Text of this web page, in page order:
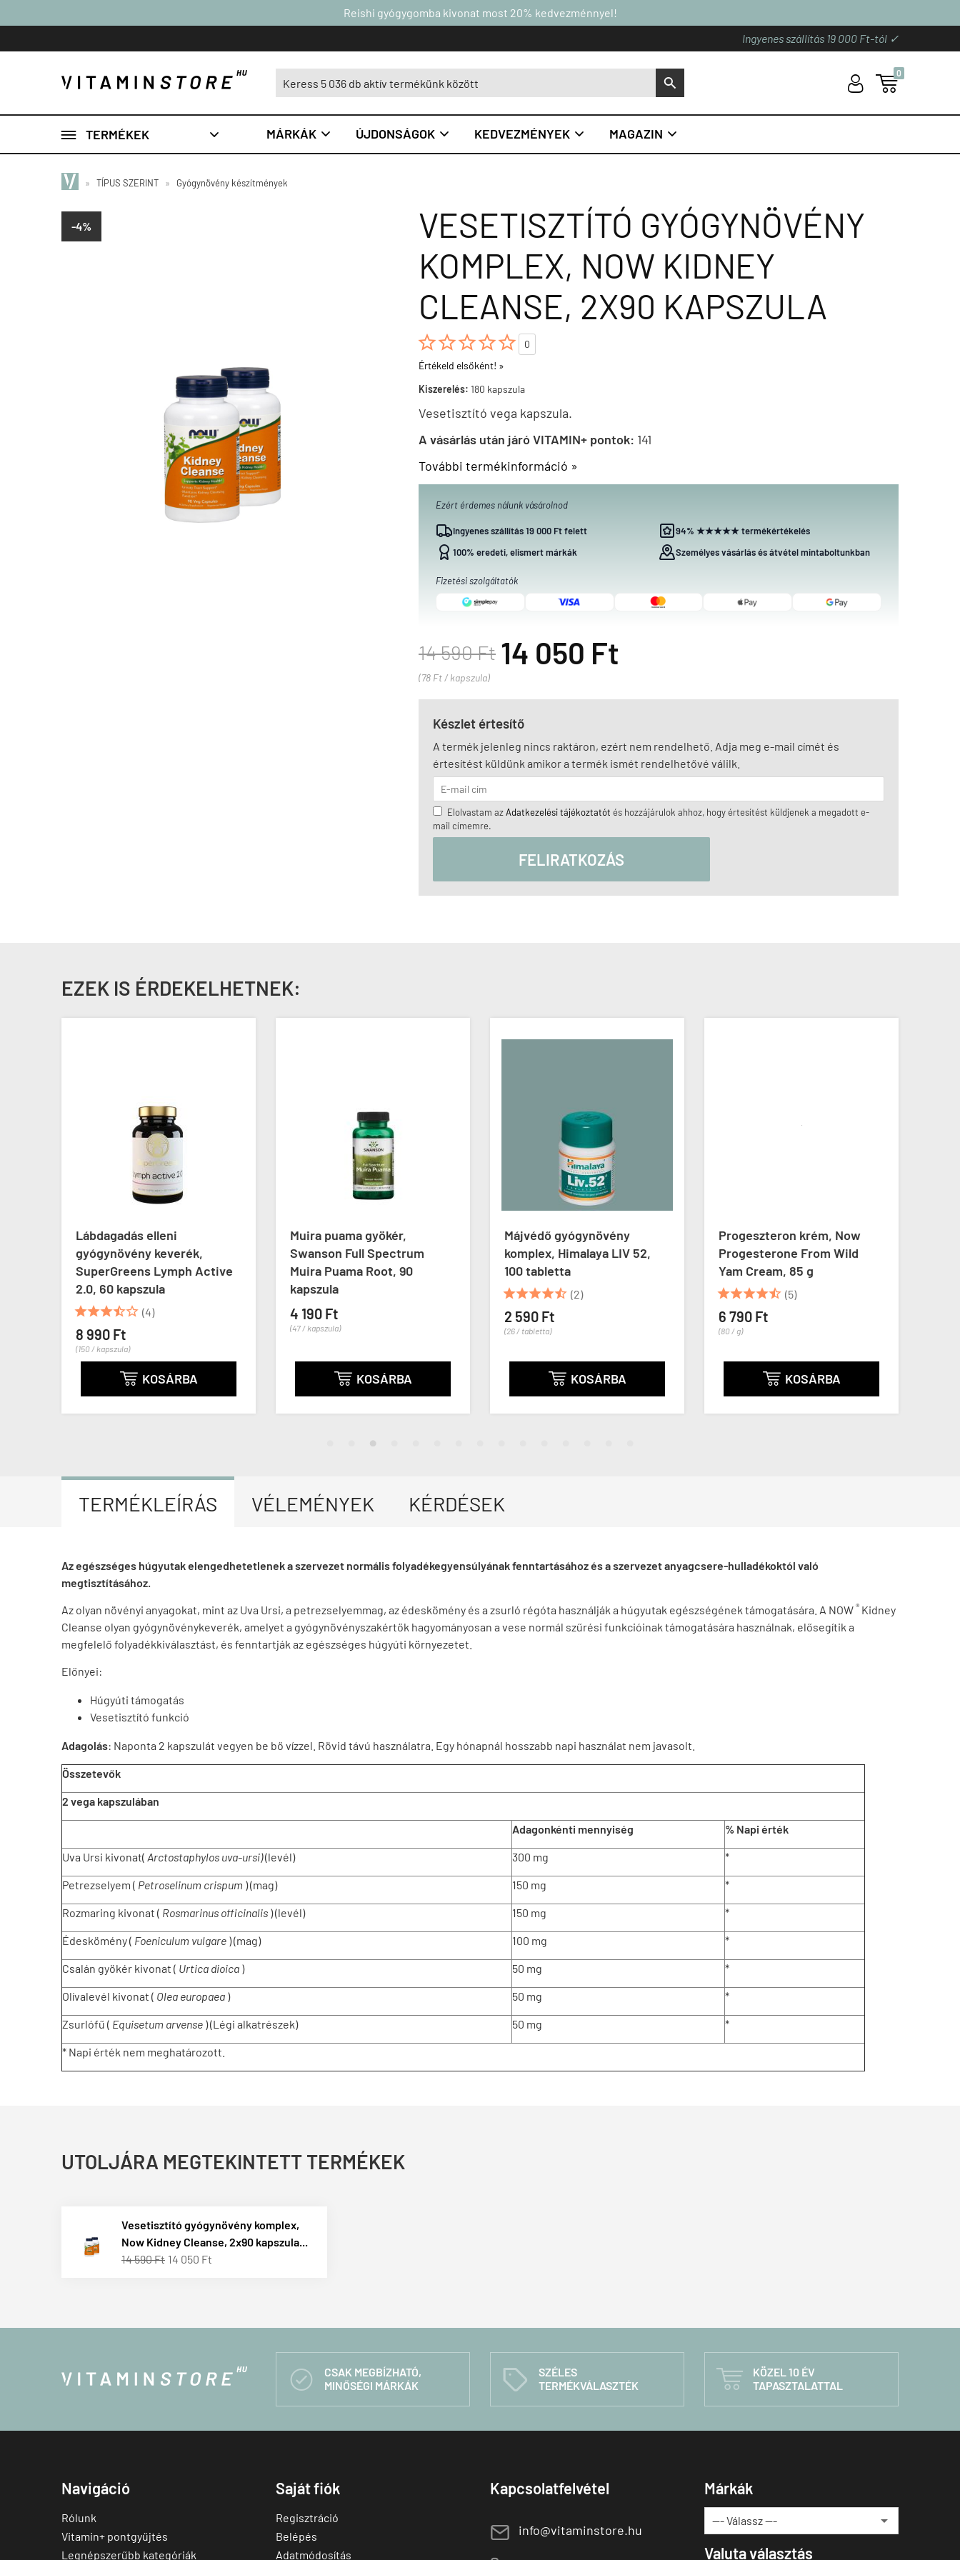
Reishi gyógygomba kivonat most 20% kedvezménnyel!
Ingyenes szállítás 19 000 Ft-tól ✓
S U 
0
 TERMÉKEK  MÁRKÁK  ÚJDONSÁGOK  KEDVEZMÉNYEK  MAGAZIN 
» TÍPUS SZERINT » Gyógynövény készítmények
-4%
VESETISZTÍTÓ GYÓGYNÖVÉNY
KOMPLEX, NOW KIDNEY
CLEANSE, 2X90 KAPSZULA

0
Értékeld elsőként! »
Kiszerelés: 180 kapszula
Vesetisztító vega kapszula.
A vásárlás után járó VITAMIN+ pontok: 141
További termékinformáció »
Ezért érdemes nálunk vásárolnod
Ingyenes szállítás 19 000 Ft felett
94% ★★★★★ termékértékelés
100% eredeti, elismert márkák
Személyes vásárlás és átvétel mintaboltunkban
Fizetési szolgáltatók
14 590 Ft 14 050 Ft
(78 Ft / kapszula)
Készlet értesítő
A termék jelenleg nincs raktáron, ezért nem rendelhető. Adja meg e-mail címét és
értesítést küldünk amikor a termék ismét rendelhetővé válilk.
Elolvastam azAdatkezelési tájékoztatót és hozzájárulok ahhoz, hogy értesítést küldjenek a megadott e-
mail címemre.
FELIRATKOZÁS
EZEK IS ÉRDEKELHETNEK:
Lábdagadás elleni
gyógynövény keverék,
SuperGreens Lymph Active
2.0, 60 kapszula
 (4)
8 990 Ft
(150 / kapszula)
 KOSÁRBA
Muira puama gyökér,
Swanson Full Spectrum
Muira Puama Root, 90
kapszula
4 190 Ft
(47 / kapszula)
 KOSÁRBA
Májvédő gyógynövény
komplex, Himalaya LIV 52,
100 tabletta
 (2)
2 590 Ft
(26 / tabletta)
 KOSÁRBA
Progeszteron krém, Now
Progesterone From Wild
Yam Cream, 85 g
 (5)
6 790 Ft
(80 / g)
 KOSÁRBA
TERMÉKLEÍRÁS VÉLEMÉNYEK KÉRDÉSEK
Az egészséges húgyutak elengedhetetlenek a szervezet normális folyadékegyensúlyának fenntartásához és a szervezet anyagcsere-hulladékoktól való
megtisztításához.
Az olyan növényi anyagokat, mint az Uva Ursi, a petrezselyemmag, az édeskömény és a zsurló régóta használják a húgyutak egészségének támogatására. A NOW ® Kidney
Cleanse olyan gyógynövénykeverék, amelyet a gyógynövényszakértők hagyományosan a vese normál szűrési funkcióinak támogatására használnak, elősegítik a
megfelelő folyadékkiválasztást, és fenntartják az egészséges húgyúti környezetet.
Előnyei:
Húgyúti támogatás
Vesetisztító funkció
Adagolás: Naponta 2 kapszulát vegyen be bő vízzel. Rövid távú használatra. Egy hónapnál hosszabb napi használat nem javasolt.
Összetevők
2 vega kapszulában
Adagonkénti mennyiség % Napi érték
Uva Ursi kivonat( Arctostaphylos uva-ursi)(levél) 300 mg *
Petrezselyem ( Petroselinum crispum ) (mag) 150 mg *
Rozmaring kivonat ( Rosmarinus officinalis ) (levél) 150 mg *
Édeskömény ( Foeniculum vulgare ) (mag) 100 mg *
Csalán gyökér kivonat ( Urtica dioica ) 50 mg *
Olívalevél kivonat ( Olea europaea ) 50 mg *
Zsurlófű ( Equisetum arvense ) (Légi alkatrészek) 50 mg *
* Napi érték nem meghatározott.
UTOLJÁRA MEGTEKINTETT TERMÉKEK
Vesetisztító gyógynövény komplex,
Now Kidney Cleanse, 2x90 kapszula...
14 590 Ft 14 050 Ft

CSAK MEGBÍZHATÓ,
MINŐSÉGI MÁRKÁK
C
SZÉLES
TERMÉKVÁLASZTÉK

KÖZEL 10 ÉV
TAPASZTALATTAL
Navigáció
Rólunk
Vitamin+ pontgyűjtés
Legnépszerűbb kategóriák
Saját fiók
Regisztráció
Belépés
Adatmódosítás
Kapcsolatfelvétel
E info@vitaminstore.hu
Márkák
Valuta választás